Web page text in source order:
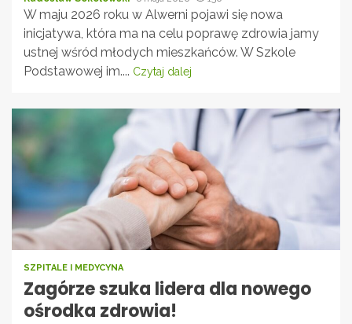
W maju 2026 roku w Alwerni pojawi się nowa
inicjatywa, która ma na celu poprawę zdrowia jamy
ustnej wśród młodych mieszkańców. W Szkole
Podstawowej im.... Czytaj dalej
SZPITALE I MEDYCYNA
Zagórze szuka lidera dla nowego
ośrodka zdrowia!